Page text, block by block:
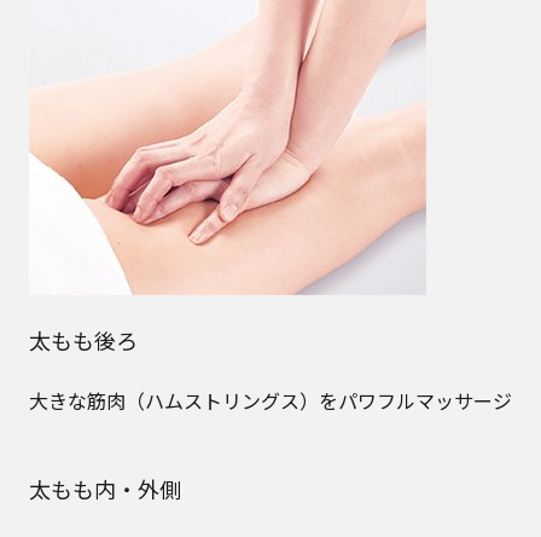
太もも後ろ
大きな筋肉（ハムストリングス）をパワフルマッサージ
太もも内・外側